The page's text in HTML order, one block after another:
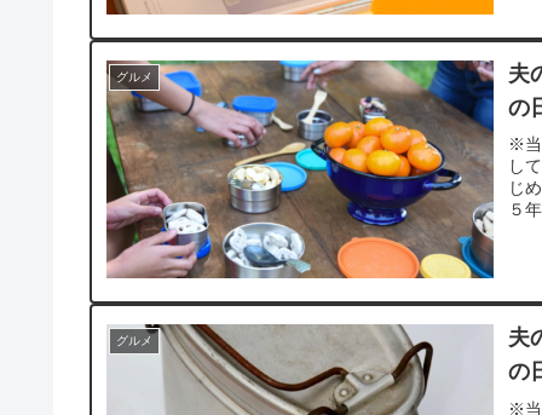
グルメ
夫
の
※当
し
じ
５
グルメ
夫
の
※当